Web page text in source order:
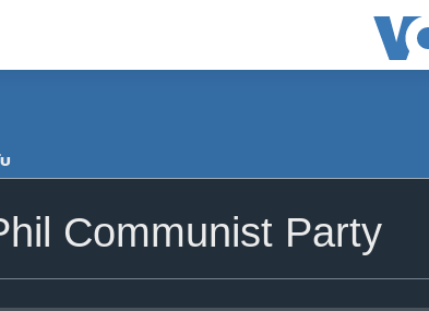
Communist Party